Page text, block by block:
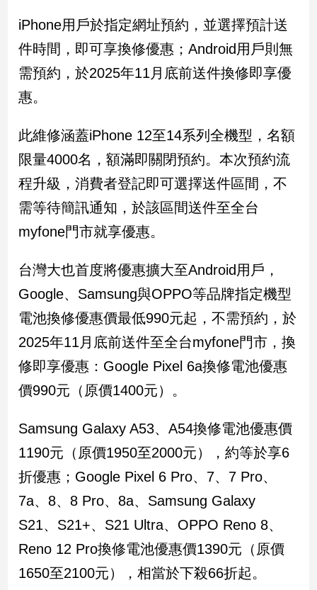
專
南
灣
觀
點
台
觀
娛
樂
娛
樂
星
流
時
尚
星
活
iPhone用戶於指定網址預約，並選擇預計送
件時間，即可享換修優惠；Android用戶則無
需預約，於2025年11月底前送件換修即享優
惠。
此維修涵蓋iPhone 12至14系列全機型，名額
限量4000名，額滿即關閉預約。本次預約流
程升級，消費者登記即可選擇送件區間，不
需等待簡訊通知，於該區間送件至全台
myfone門市就享優惠。
台灣大也首度將優惠擴大至Android用戶，
Google、Samsung與OPPO等品牌指定機型
電池換修優惠價最低990元起，不需預約，於
2025年11月底前送件至全台myfone門市，換
修即享優惠：Google Pixel 6a換修電池優惠
價990元（原價1400元）。
Samsung Galaxy A53、A54換修電池優惠價
1190元（原價1950至2000元），約等於享6
折優惠；Google Pixel 6 Pro、7、7 Pro、
7a、8、8 Pro、8a、Samsung Galaxy
S21、S21+、S21 Ultra、OPPO Reno 8、
Reno 12 Pro換修電池優惠價1390元（原價
1650至2100元），相當於下殺66折起。